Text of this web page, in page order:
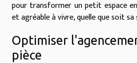
pour transformer un petit espace
et agréable à vivre, quelle que soit sa
Optimiser
pièce